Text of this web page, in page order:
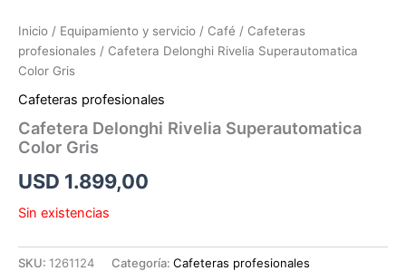
Inicio / Equipamiento y servicio / Café / Cafeteras
profesionales / Cafetera Delonghi Rivelia Superautomatica
Color Gris
Cafeteras profesionales
Cafetera Delonghi Rivelia Superautomatica
Color Gris
USD 1.899,00
Sin existencias
SKU: 1261124 Categoría: Cafeteras profesionales